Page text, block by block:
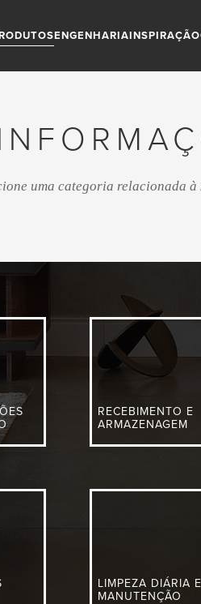
ENGENHARIAINSPIRAÇÃO
uma categoria relacionada
RECEBIMENTO E
ARMAZENAGEM
LIMPEZA DIÁRIA E
MANUTENÇÃO